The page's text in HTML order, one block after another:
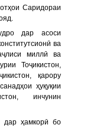
Саридораи
дар асоси
ва
миллӣ ва
Тоҷикистон,
қарору
ҳуқуқии
инчунин
дар ҳамкорӣ бо